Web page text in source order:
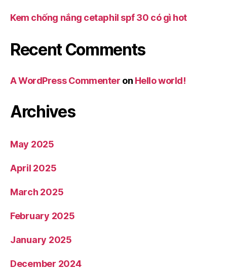
Kem chống nắng cetaphil spf 30 có gì hot
Recent Comments
A WordPress Commenter on Hello world!
Archives
May 2025
April 2025
March 2025
February 2025
January 2025
December 2024